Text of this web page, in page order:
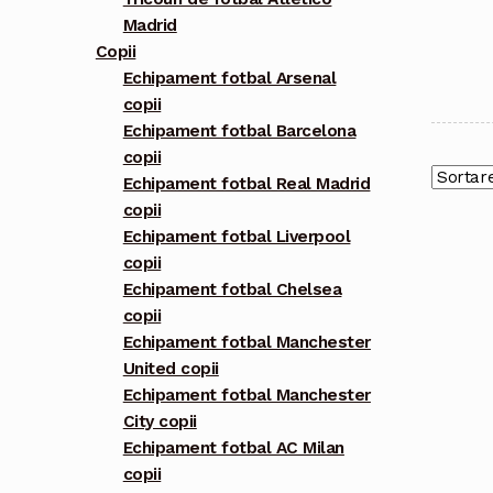
Madrid
Copii
Echipament fotbal Arsenal
copii
Echipament fotbal Barcelona
copii
Echipament fotbal Real Madrid
copii
Echipament fotbal Liverpool
copii
Echipament fotbal Chelsea
copii
Echipament fotbal Manchester
United copii
Echipament fotbal Manchester
City copii
Echipament fotbal AC Milan
copii